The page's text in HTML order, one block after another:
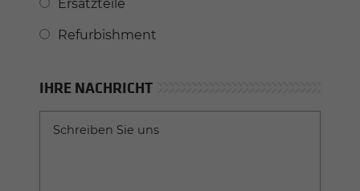
Ersatzteile
Refurbishment
IHRE NACHRICHT
Schreiben Sie uns